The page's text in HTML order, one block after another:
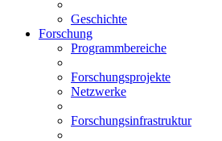
Geschichte
Forschung
Programmbereiche
Forschungsprojekte
Netzwerke
Forschungsinfrastruktur